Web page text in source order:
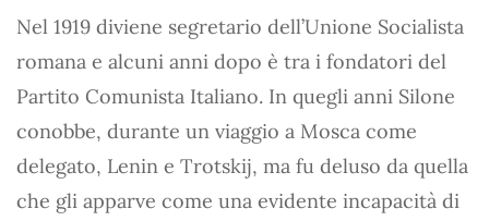
Nel 1919 diviene segretario dell’Unione Socialista
romana e alcuni anni dopo è tra i fondatori del
Partito Comunista Italiano. In quegli anni Silone
conobbe, durante un viaggio a Mosca come
delegato, Lenin e Trotskij, ma fu deluso da quella
che gli apparve come una evidente incapacità di